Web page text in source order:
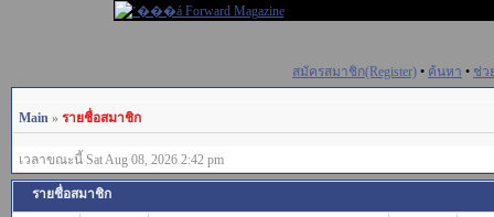
สมัครสมาชิก(Register) • ค้นหา • ช่ว
Main » รายชื่อสมาชิก
เวลาขณะนี้ Sat Aug 08, 2026 2:42 pm
รายชื่อสมาชิก